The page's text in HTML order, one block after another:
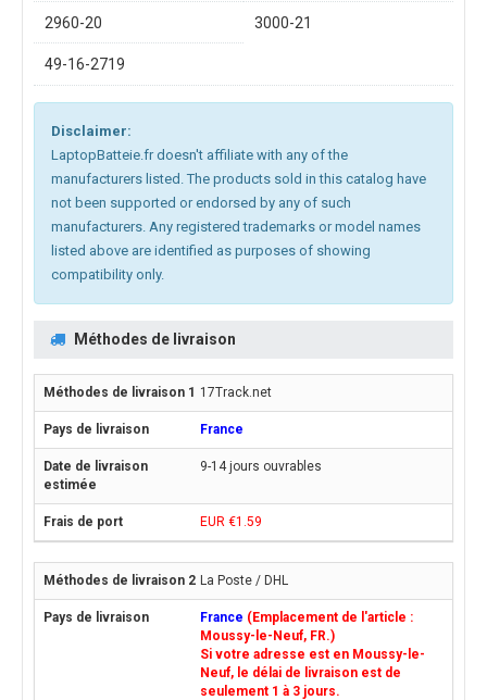
2960-20 3000-21
49-16-2719
Disclaimer:
LaptopBatteie.fr doesn't affiliate with any of the
manufacturers listed. The products sold in this catalog have
not been supported or endorsed by any of such
manufacturers. Any registered trademarks or model names
listed above are identified as purposes of showing
compatibility only.
Méthodes de livraison
17Track.net
France
9-14 jours ouvrables
EUR €1.59
La Poste / DHL
France (Emplacement de l'article :
Moussy-le-Neuf, FR.)
Si votre adresse est en Moussy-le-
Neuf, le délai de livraison est de
seulement 1 à 3 jours.